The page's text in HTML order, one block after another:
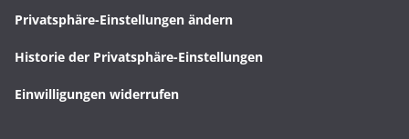
Privatsphäre-Einstellungen ändern
Historie der Privatsphäre-Einstellungen
Einwilligungen widerrufen